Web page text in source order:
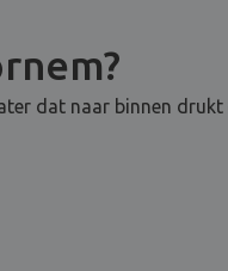
dat naar binnen